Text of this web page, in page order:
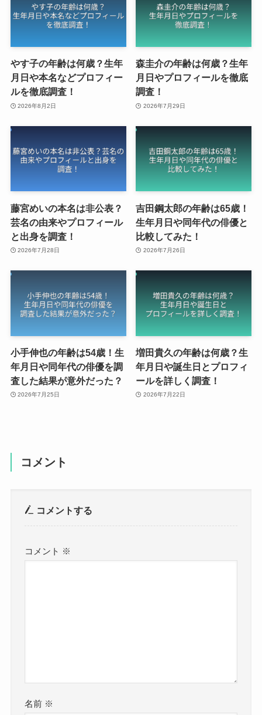
やす子の年齢は何歳？生年
月日や本名などプロフィー
ルを徹底調査！
2026年8月2日
森圭介の年齢は何歳？生年
月日やプロフィールを徹底
調査！
2026年7月29日
藤宮めいの本名は非公表？
芸名の由来やプロフィール
と出身を調査！
2026年7月28日
吉田鋼太郎の年齢は65歳！
生年月日や同年代の俳優と
比較してみた！
2026年7月26日
小手伸也の年齢は54歳！生
年月日や同年代の俳優を調
査した結果が意外だった？
2026年7月25日
増田貴久の年齢は何歳？生
年月日や誕生日とプロフィ
ールを詳しく調査！
2026年7月22日
コメント
コメントする
コメント ※
名前 ※